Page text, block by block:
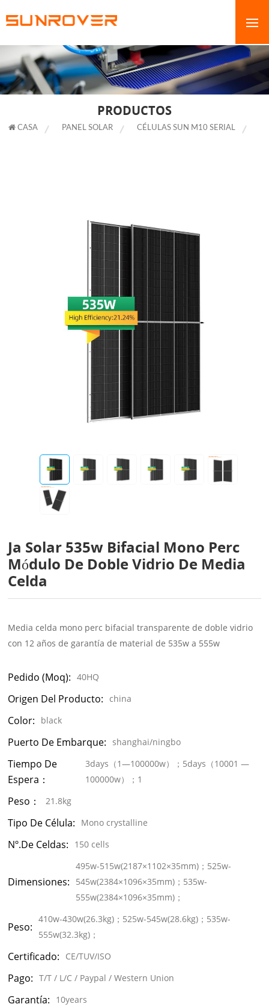
PRODUCTOS
CASA PANEL SOLAR CÉLULAS SUN M10 SERIAL
Ja Solar 535w Bifacial Mono Perc
Módulo De Doble Vidrio De Media
Celda
Media celda mono perc bifacial transparente de doble vidrio
con 12 años de garantía de material de 535w a 555w
Pedido (moq): 40HQ
Origen Del Producto: china
Color: black
Puerto De Embarque: shanghai/ningbo
Tiempo De
Espera：
3days（1—100000w）；5days（10001 —
100000w）；1
Peso： 21.8kg
Tipo De Célula: Mono crystalline
Nº.de Celdas: 150 cells
Dimensiones:
495w-515w(2187×1102×35mm)；525w-
545w(2384×1096×35mm)；535w-
555w(2384×1096×35mm)；
Peso:
410w-430w(26.3kg)；525w-545w(28.6kg)；535w-
555w(32.3kg)；
Certificado: CE/TUV/ISO
Pago: T/T / L/C / Paypal / Western Union
Garantía: 10years